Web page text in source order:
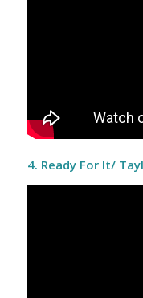
4. Ready For It/